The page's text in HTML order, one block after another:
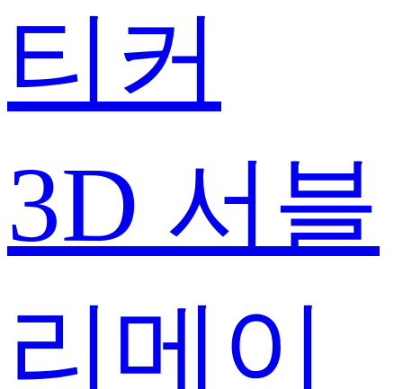
티커
3D 서블
리메이